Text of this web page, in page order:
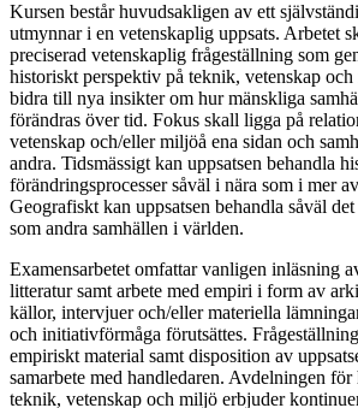
Kursen består huvudsakligen av ett
utmynnar i en vetenskaplig uppsats. Arbetet
preciserad vetenskaplig frågeställning som
historiskt perspektiv på teknik, vetenskap
bidra till nya insikter om hur mänskliga
förändras över tid. Fokus skall ligga på
vetenskap och/eller miljöå ena sidan och
andra. Tidsmässigt kan uppsatsen behandla
förändringsprocesser såväl i nära som i mer
Geografiskt kan uppsatsen behandla såväl
som andra samhällen i världen.
Examensarbetet omfattar vanligen inläsning
litteratur samt arbete med empiri i form av
källor, intervjuer och/eller materiella
och initiativförmåga förutsättes.
empiriskt material samt disposition av
samarbete med handledaren. Avdelningen
teknik, vetenskap och miljö erbjuder